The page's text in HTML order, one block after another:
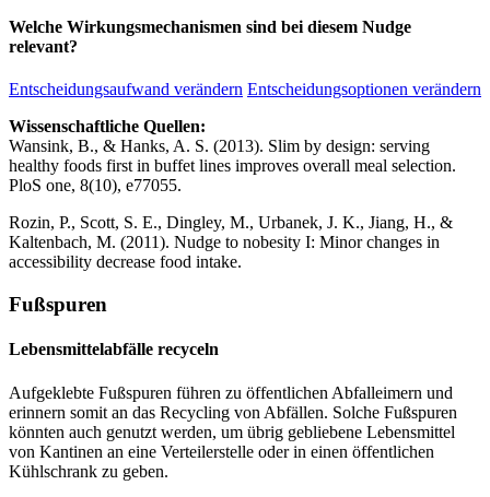
Welche Wirkungsmechanismen sind bei diesem Nudge
relevant?
Entscheidungsaufwand verändern Entscheidungsoptionen verändern
Wissenschaftliche Quellen:
Wansink, B., & Hanks, A. S. (2013). Slim by design: serving
healthy foods first in buffet lines improves overall meal selection.
PloS one, 8(10), e77055.
Rozin, P., Scott, S. E., Dingley, M., Urbanek, J. K., Jiang, H., &
Kaltenbach, M. (2011). Nudge to nobesity I: Minor changes in
accessibility decrease food intake.
Fußspuren
Lebensmittelabfälle recyceln
Aufgeklebte Fußspuren führen zu öffentlichen Abfalleimern und
erinnern somit an das Recycling von Abfällen. Solche Fußspuren
könnten auch genutzt werden, um übrig gebliebene Lebensmittel
von Kantinen an eine Verteilerstelle oder in einen öffentlichen
Kühlschrank zu geben.